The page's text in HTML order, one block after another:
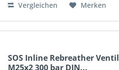
Vergleichen Merken
SOS Inline Rebreather Ventil
M25x2 300 bar DIN...